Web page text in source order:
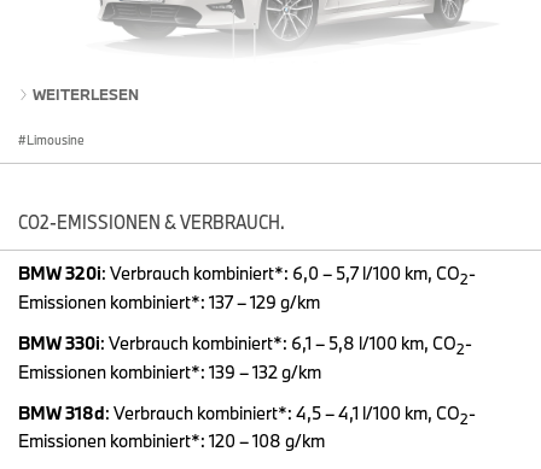
Die neue BMW 3er Limousine - Produkthighlights (10/2018).
WEITERLESEN
Limousine
CO2-EMISSIONEN & VERBRAUCH.
BMW 320i: Verbrauch kombiniert*: 6,0 – 5,7 l/100 km, CO2-
Emissionen kombiniert*: 137 – 129 g/km
BMW 330i: Verbrauch kombiniert*: 6,1 – 5,8 l/100 km, CO2-
Emissionen kombiniert*: 139 – 132 g/km
BMW 318d: Verbrauch kombiniert*: 4,5 – 4,1 l/100 km, CO2-
Emissionen kombiniert*: 120 – 108 g/km